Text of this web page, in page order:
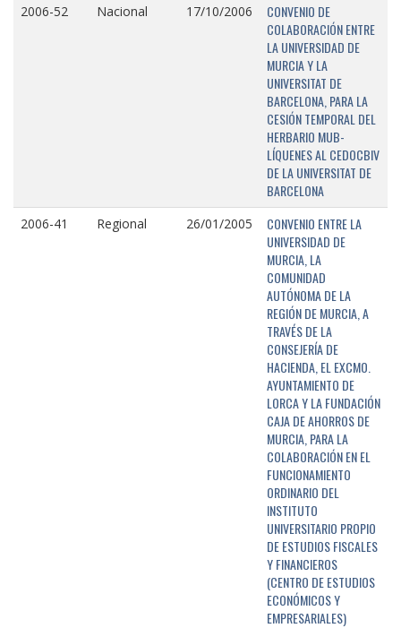
2006-52 Nacional 17/10/2006
CONVENIO DE
COLABORACIÓN ENTRE
LA UNIVERSIDAD DE
MURCIA Y LA
UNIVERSITAT DE
BARCELONA, PARA LA
CESIÓN TEMPORAL DEL
HERBARIO MUB-
LÍQUENES AL CEDOCBIV
DE LA UNIVERSITAT DE
BARCELONA
2006-41 Regional 26/01/2005
CONVENIO ENTRE LA
UNIVERSIDAD DE
MURCIA, LA
COMUNIDAD
AUTÓNOMA DE LA
REGIÓN DE MURCIA, A
TRAVÉS DE LA
CONSEJERÍA DE
HACIENDA, EL EXCMO.
AYUNTAMIENTO DE
LORCA Y LA FUNDACIÓN
CAJA DE AHORROS DE
MURCIA, PARA LA
COLABORACIÓN EN EL
FUNCIONAMIENTO
ORDINARIO DEL
INSTITUTO
UNIVERSITARIO PROPIO
DE ESTUDIOS FISCALES
Y FINANCIEROS
(CENTRO DE ESTUDIOS
ECONÓMICOS Y
EMPRESARIALES)